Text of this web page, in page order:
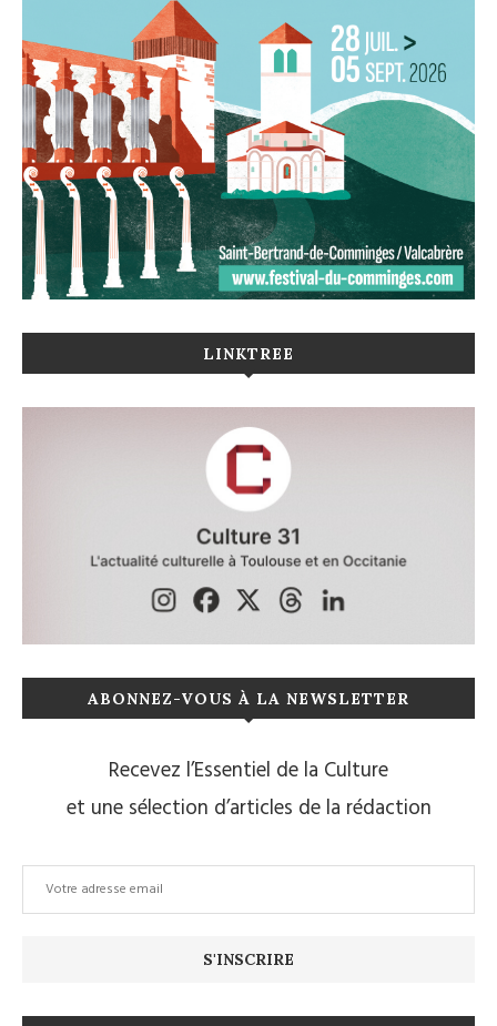
LINKTREE
ABONNEZ-VOUS À LA NEWSLETTER
Recevez l’Essentiel de la Culture
et une sélection d’articles de la rédaction